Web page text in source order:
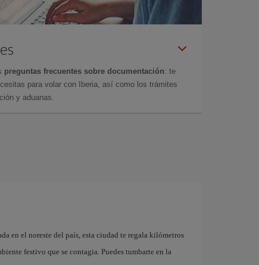
preguntas frecuentes sobre documentación: te
para volar con Iberia, así como los trámites
y aduanas.
en el noreste del país, esta ciudad te regala kilómetros
festivo que se contagia. Puedes tumbarte en la